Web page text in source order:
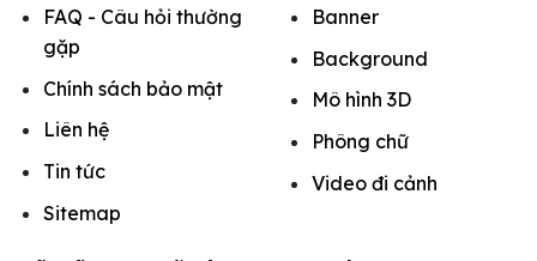
FAQ - Câu hỏi thường
gặp
Chính sách bảo mật
Liên hệ
Tin tức
Sitemap
Banner
Background
Mô hình 3D
Phông chữ
Video đi cảnh